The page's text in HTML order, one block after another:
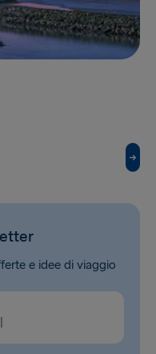
e idee di viaggio